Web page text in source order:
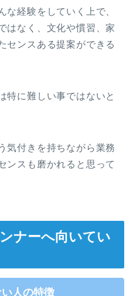
な経験をしていく上で、
はなく、文化や慣習、家
センスある提案ができる
特に難しい事ではないと
気付きを持ちながら業務
ンスも磨かれると思って
ナーへ向いてい
人の特徴